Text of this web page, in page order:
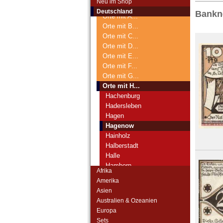
Deutschland
Deutsches Städtenotgeld
Orte mit A...
Orte mit B...
Orte mit C...
Orte mit D...
Orte mit E...
Orte mit F...
Orte mit G...
Orte mit H...
Hachenburg
Hadersleben
Hagen
Hagenow
Hainholz
Halberstadt
Halle
Hamborn
Hanau
Afrika
Amerika
Asien
Australien & Ozeanien
Europa
Sets